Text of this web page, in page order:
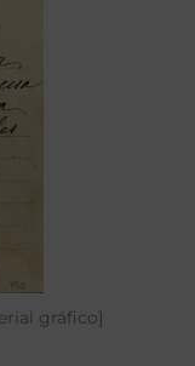
gráfico]